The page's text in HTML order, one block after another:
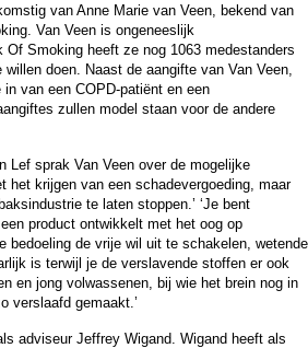
van Anne Marie van Veen, bekend van
Van Veen is ongeneeslijk
Smoking heeft ze nog 1063 medestanders
doen. Naast de aangifte van Van Veen,
van een COPD-patiënt en een
zullen model staan voor de andere
Lef sprak Van Veen over de mogelijke
het krijgen van een schadevergoeding, maar
te laten stoppen.’ ‘Je bent
product ontwikkelt met het oog op
bedoeling de vrije wil uit te schakelen, wetende
is terwijl je de verslavende stoffen er ook
en jong volwassenen, bij wie het brein nog in
verslaafd gemaakt.’
adviseur Jeffrey Wigand. Wigand heeft als